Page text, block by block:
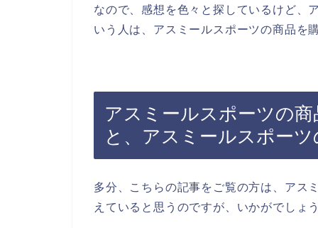
なので、感想を色々と探しているけど、
いう人は、アスミールスポーツの商品を
アスミールスポーツの
と、アスミールスポー
多分、こちらの記事をご覧の方は、アス
えていると思うのですが、いかがでしょ